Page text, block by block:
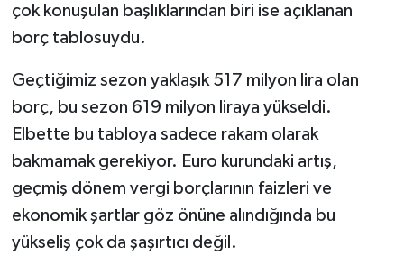
çok konuşulan başlıklarından biri ise açıklanan
borç tablosuydu.
Geçtiğimiz sezon yaklaşık 517 milyon lira olan
borç, bu sezon 619 milyon liraya yükseldi.
Elbette bu tabloya sadece rakam olarak
bakmamak gerekiyor. Euro kurundaki artış,
geçmiş dönem vergi borçlarının faizleri ve
ekonomik şartlar göz önüne alındığında bu
yükseliş çok da şaşırtıcı değil.